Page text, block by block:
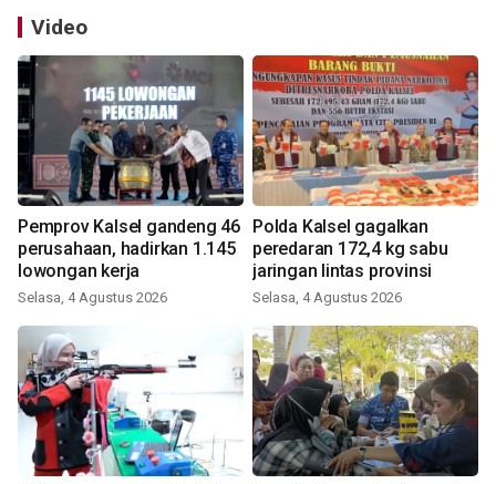
Video
Pemprov Kalsel gandeng 46
perusahaan, hadirkan 1.145
lowongan kerja
Selasa, 4 Agustus 2026
Polda Kalsel gagalkan
peredaran 172,4 kg sabu
jaringan lintas provinsi
Selasa, 4 Agustus 2026